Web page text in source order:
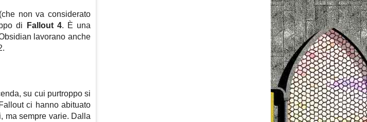
non va considerato
di
Fallout 4. È una
lavorano anche
su cui purtroppo si
ci hanno abituato
ma sempre varie. Dalla